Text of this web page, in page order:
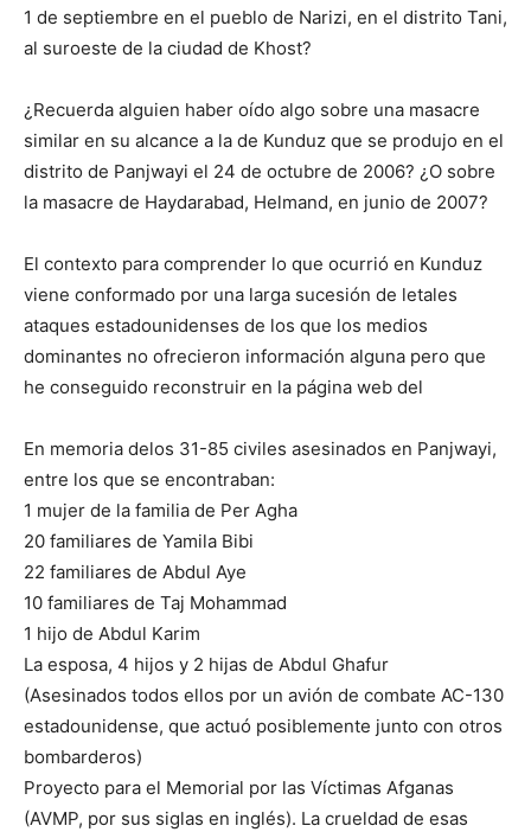
1 de septiembre en el pueblo de Narizi, en el distrito Tani,
al suroeste de la ciudad de Khost?
¿Recuerda alguien haber oído algo sobre una masacre
similar en su alcance a la de Kunduz que se produjo en el
distrito de Panjwayi el 24 de octubre de 2006? ¿O sobre
la masacre de Haydarabad, Helmand, en junio de 2007?
El contexto para comprender lo que ocurrió en Kunduz
viene conformado por una larga sucesión de letales
ataques estadounidenses de los que los medios
dominantes no ofrecieron información alguna pero que
he conseguido reconstruir en la página web del
En memoria delos 31-85 civiles asesinados en Panjwayi,
entre los que se encontraban:
1 mujer de la familia de Per Agha
20 familiares de Yamila Bibi
22 familiares de Abdul Aye
10 familiares de Taj Mohammad
1 hijo de Abdul Karim
La esposa, 4 hijos y 2 hijas de Abdul Ghafur
(Asesinados todos ellos por un avión de combate AC-130
estadounidense, que actuó posiblemente junto con otros
bombarderos)
Proyecto para el Memorial por las Víctimas Afganas
(AVMP, por sus siglas en inglés). La crueldad de esas